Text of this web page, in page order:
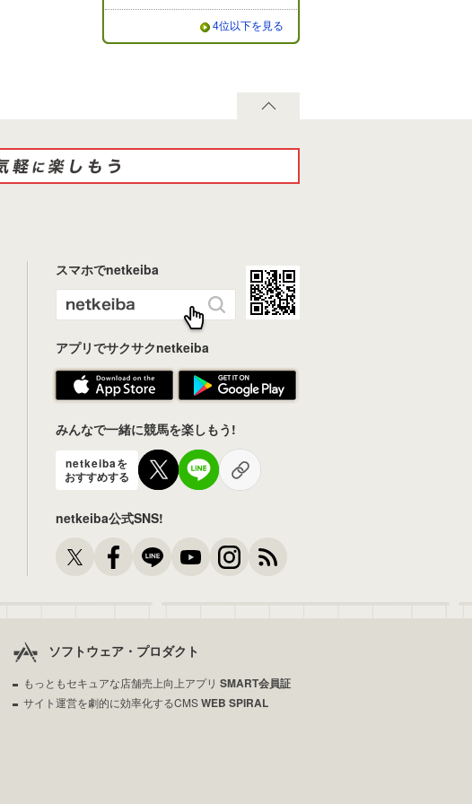
4位以下を見る
スマホでnetkeiba
アプリでサクサクnetkeiba
みんなで一緒に競馬を楽しもう!
netkeibaを
おすすめする
netkeiba公式SNS!
ソフトウェア・プロダクト
もっともセキュアな店舗売上向上アプリ SMART会員証
サイト運営を劇的に効率化するCMSWEB SPIRAL